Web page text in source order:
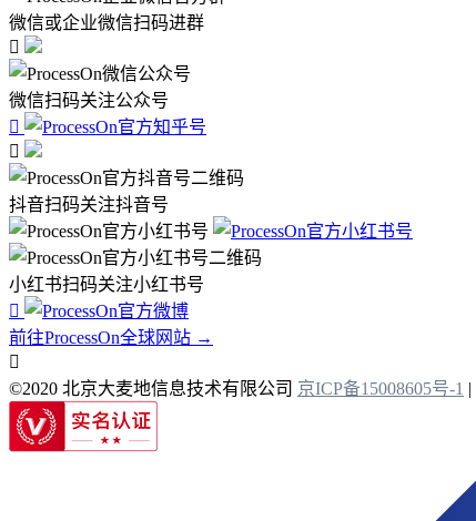
微信或企业微信扫码进群

微信扫码关注公众号


抖音扫码关注抖音号
小红书扫码关注小红书号

前往ProcessOn全球网站 →

©2020 北京大麦地信息技术有限公司 京ICP备15008605号-1 |